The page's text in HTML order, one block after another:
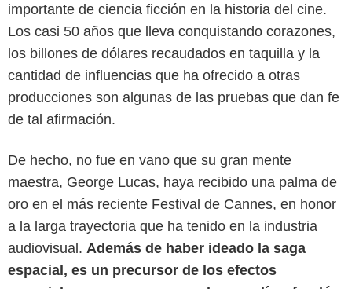
importante de ciencia ficción en la historia del cine.
Los casi 50 años que lleva conquistando corazones,
los billones de dólares recaudados en taquilla y la
cantidad de influencias que ha ofrecido a otras
producciones son algunas de las pruebas que dan fe
de tal afirmación.
De hecho, no fue en vano que su gran mente
maestra, George Lucas, haya recibido una palma de
oro en el más reciente Festival de Cannes, en honor
a la larga trayectoria que ha tenido en la industria
audiovisual. Además de haber ideado la saga
espacial, es un precursor de los efectos